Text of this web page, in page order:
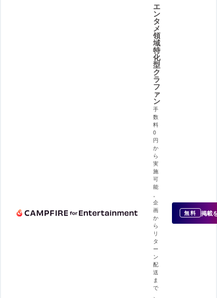
エ
ン
タ
メ
領
域
特
化
型
ク
ラ
フ
ァ
ン
手
数
料
0
円
か
ら
実
施
可
能
企
画
か
ら
リ
タ
ー
ン
配
送
ま
で
無料 掲載